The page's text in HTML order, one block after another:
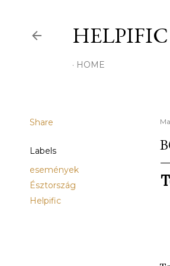
HOME
Share
Labels
események
Észtország
Helpific